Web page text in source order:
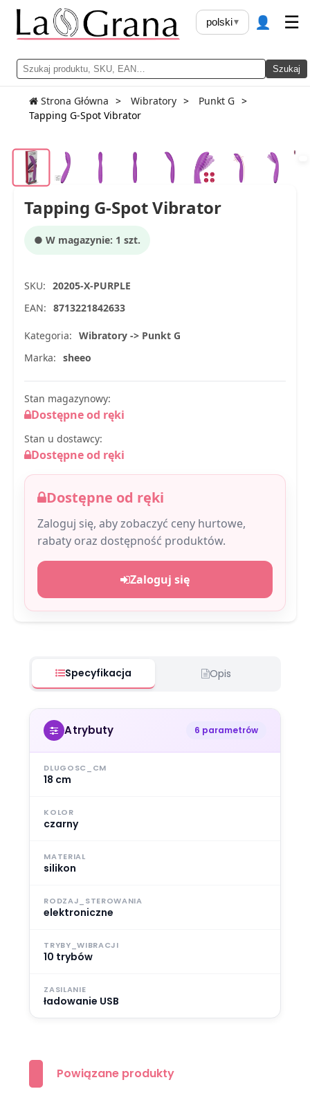
Szukaj
polski▾ 👤 ☰
Strona Główna Wibratory
Punkt G
Tapping G-Spot Vibrator
Tapping G-Spot Vibrator
● W magazynie: 1 szt.
SKU: 20205-X-PURPLE
EAN: 8713221842633
Kategoria: Wibratory -> Punkt G
Marka: sheeo
Stan magazynowy:
Dostępne od ręki
Stan u dostawcy:
Dostępne od ręki
Dostępne od ręki
Zaloguj się, aby zobaczyć ceny hurtowe,
rabaty oraz dostępność produktów.
Zaloguj się
Specyfikacja Opis
Atrybuty 6 parametrów
DLUGOSC_CM
18 cm
KOLOR
czarny
MATERIAL
silikon
RODZAJ_STEROWANIA
elektroniczne
TRYBY_WIBRACJI
10 trybów
ZASILANIE
ładowanie USB
Powiązane produkty